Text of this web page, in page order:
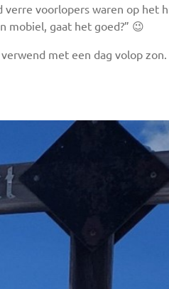
voorlopers waren op het
mobiel, gaat het goed?” 😉
met een dag volop